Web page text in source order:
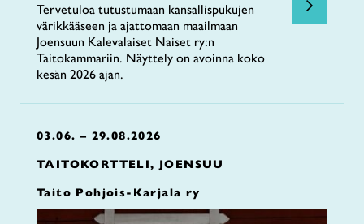
Tervetuloa tutustumaan kansallispukujen
värikkääseen ja ajattomaan maailmaan
Joensuun Kalevalaiset Naiset ry:n
Taitokammariin. Näyttely on avoinna koko
kesän 2026 ajan.
03.06. – 29.08.2026
TAITOKORTTELI, JOENSUU
Taito Pohjois-Karjala ry